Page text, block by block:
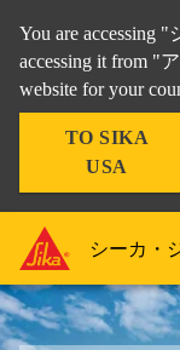
You are accessing
accessing it from "
website for your
TO SIKA
USA
シーカ・